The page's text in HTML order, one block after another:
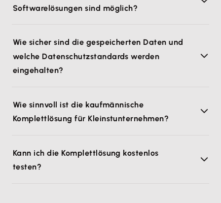
Softwarelösungen sind möglich?
Wie sicher sind die gespeicherten Daten und
welche Datenschutzstandards werden
eingehalten?
Wie sinnvoll ist die kaufmännische
Komplettlösung für Kleinstunternehmen?
Kann ich die Komplettlösung kostenlos
testen?